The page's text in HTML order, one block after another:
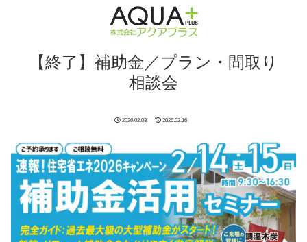
【終了】補助金／プラン・間取り
相談会
2026.02.03 2026.02.16